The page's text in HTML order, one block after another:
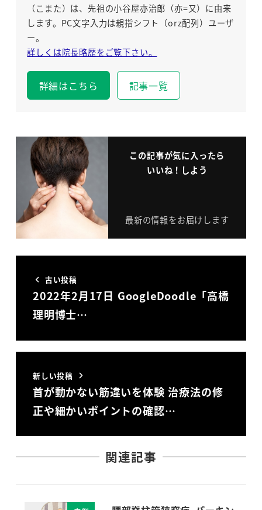
（こまた）は、先祖の小谷屋亦治郎（亦=又）に由来
します。PC文字入力は親指シフト（orz配列）ユーザ
ー。
詳しくは院長略歴をご覧下さい。
詳細はこちら 記事一覧
この記事が気に入ったら
いいね！しよう
最新の情報をお届けします
古い投稿
2022年2月17日 GoogleDoodle「高橋
理明博士…
新しい投稿
首が動かない筋違いを体験 治療法の修
正や細かいポイントの確認…
関連記事